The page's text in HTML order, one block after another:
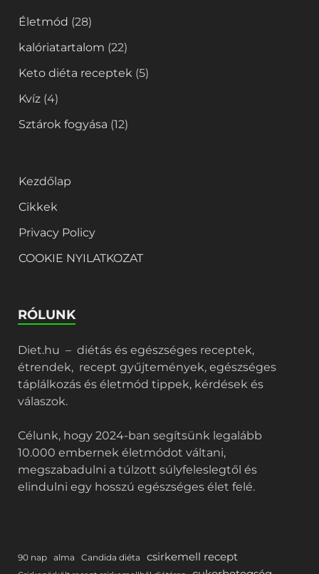
Életmód (28)
kalóriatartalom (22)
Keto diéta receptek (5)
Kvíz (4)
Sztárok fogyása (12)
Kezdőlap
Cikkek
Privacy Policy
COOKIE NYILATKOZAT
RÓLUNK
Diet.hu – diétás és egészséges receptek,
étrendek, recept gyűjtemények, egészséges
táplálkozás és életmód tippek, kérdések és
válaszok.
Célunk, hogy 2024-ban segítsünk legalább
10.000 embernek életmódot váltani,
megszabadulni a túlzott súlyfeleslegtől és
elindulni egy hosszú egészséges élet felé.
90 nap alma Candida diéta csirkemell recept